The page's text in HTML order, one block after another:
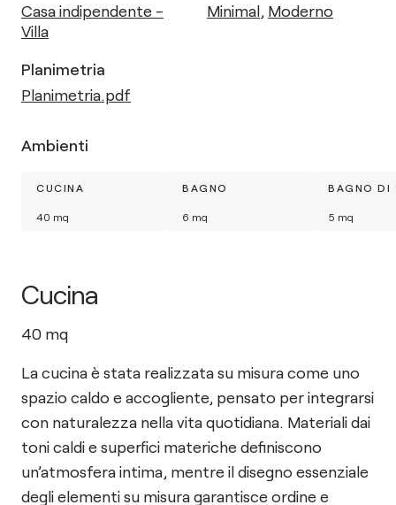
Casa indipendente -
Villa
Minimal, Moderno
Planimetria
Planimetria.pdf
Ambienti
CUCINA
40 mq
BAGNO
6 mq
BAGNO DI
5 mq
Cucina
40 mq
La cucina è stata realizzata su misura come uno
spazio caldo e accogliente, pensato per integrarsi
con naturalezza nella vita quotidiana. Materiali dai
toni caldi e superfici materiche definiscono
un’atmosfera intima, mentre il disegno essenziale
degli elementi su misura garantisce ordine e